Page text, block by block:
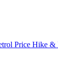
Price Hike &